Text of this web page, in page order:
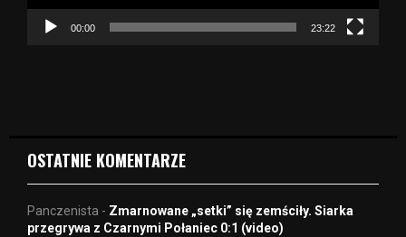
c
00:00 23:22
OSTATNIE KOMENTARZE
Panczenista - Zmarnowane „setki” się zemściły. Siarka
przegrywa z Czarnymi Połaniec 0:1 (video)